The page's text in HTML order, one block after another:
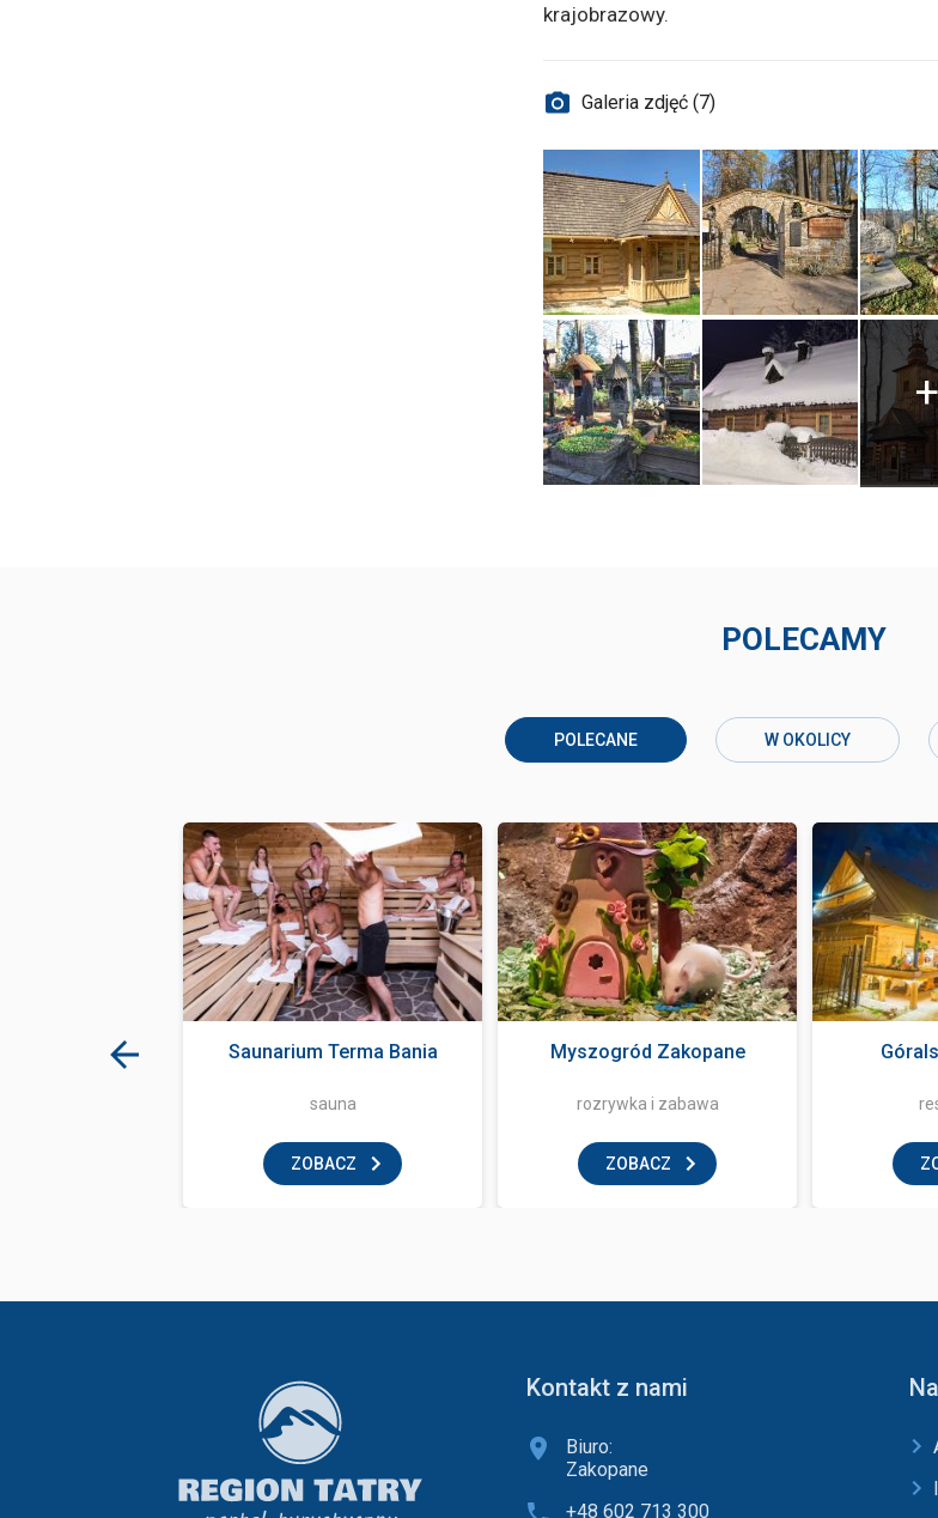
krajobrazowy.
Galeria zdjęć (7)
POLECAMY
POLECANE W OKOLICY
Kryjówka
Saunarium Terma Bania
sauna
ZOBACZ
Myszogród Zakopane
rozrywka i zabawa
ZOBACZ
Kontakt z nami
Biuro:
Zakopane
+48 602 713 300